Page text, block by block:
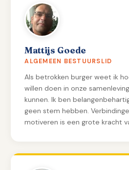
Mattijs Goede
ALGEMEEN BESTUURSLID
Als betrokken burger weet ik
willen doen in onze
kunnen. Ik ben
geen stem hebben.
motiveren is een grote kracht